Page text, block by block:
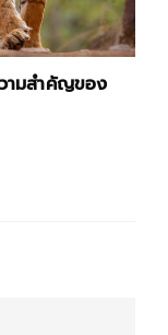
ามสำคัญของ